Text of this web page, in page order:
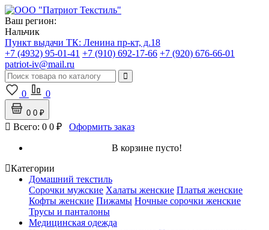
Ваш регион:
Нальчик
Пункт выдачи ТК: Ленина пр-кт, д.18
+7 (4932) 95-01-41 +7 (910) 692-17-66 +7 (920) 676-66-01
patriot-iv@mail.ru
0 0
0 0 ₽
Всего: 0 0 ₽ Оформить заказ
В корзине пусто!
Категории
Домашний текстиль
Сорочки мужские Халаты женские Платья женские
Кофты женские Пижамы Ночные сорочки женские
Трусы и панталоны
Медицинская одежда